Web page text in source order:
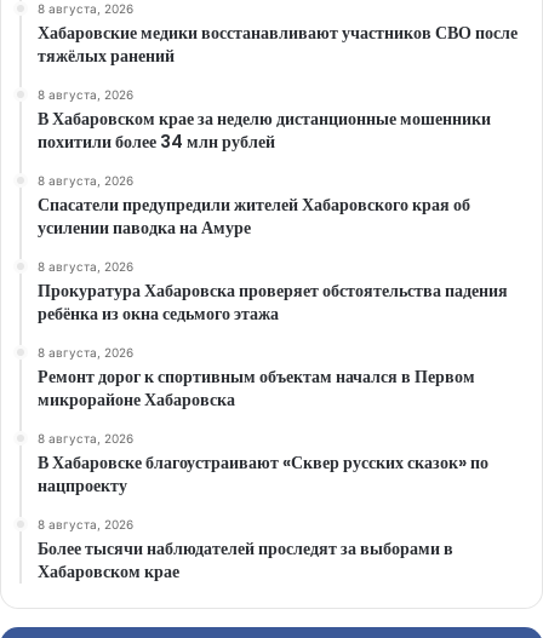
8 августа, 2026
Хабаровские медики восстанавливают участников СВО после
тяжёлых ранений
8 августа, 2026
В Хабаровском крае за неделю дистанционные мошенники
похитили более 34 млн рублей
8 августа, 2026
Спасатели предупредили жителей Хабаровского края об
усилении паводка на Амуре
8 августа, 2026
Прокуратура Хабаровска проверяет обстоятельства падения
ребёнка из окна седьмого этажа
8 августа, 2026
Ремонт дорог к спортивным объектам начался в Первом
микрорайоне Хабаровска
8 августа, 2026
В Хабаровске благоустраивают «Сквер русских сказок» по
нацпроекту
8 августа, 2026
Более тысячи наблюдателей проследят за выборами в
Хабаровском крае